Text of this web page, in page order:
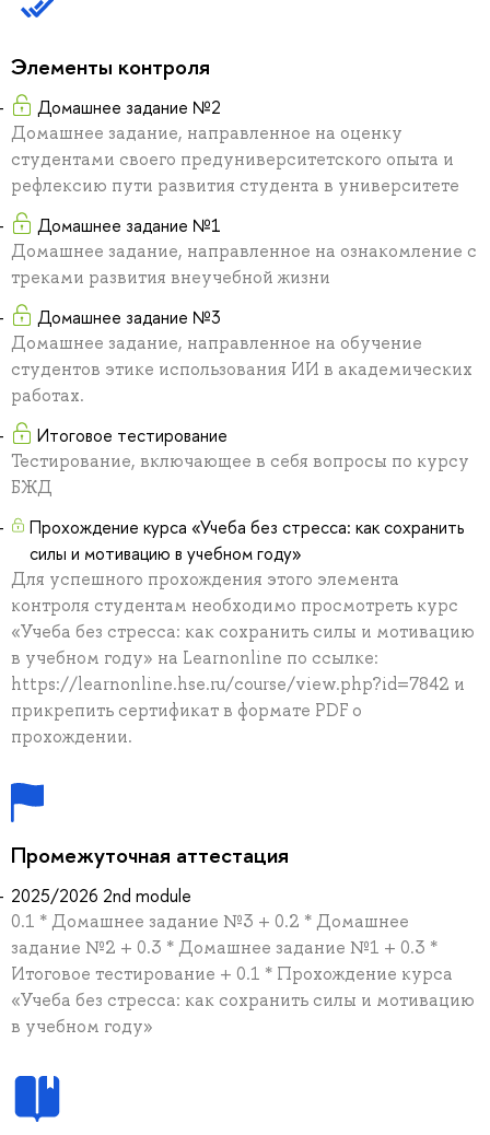
Элементы контроля
Домашнее задание №2
Домашнее задание, направленное на оценку
студентами своего предуниверситетского опыта и
рефлексию пути развития студента в университете
Домашнее задание №1
Домашнее задание, направленное на ознакомление с
треками развития внеучебной жизни
Домашнее задание №3
Домашнее задание, направленное на обучение
студентов этике использования ИИ в академических
работах.
Итоговое тестирование
Тестирование, включающее в себя вопросы по курсу
БЖД
Прохождение курса «Учеба без стресса: как сохранить
силы и мотивацию в учебном году»
Для успешного прохождения этого элемента
контроля студентам необходимо просмотреть курс
«Учеба без стресса: как сохранить силы и мотивацию
в учебном году» на Learnonline по ссылке:
https://learnonline.hse.ru/course/view.php?id=7842 и
прикрепить сертификат в формате PDF о
прохождении.
Промежуточная аттестация
2025/2026 2nd module
0.1 * Домашнее задание №3 + 0.2 * Домашнее
задание №2 + 0.3 * Домашнее задание №1 + 0.3 *
Итоговое тестирование + 0.1 * Прохождение курса
«Учеба без стресса: как сохранить силы и мотивацию
в учебном году»